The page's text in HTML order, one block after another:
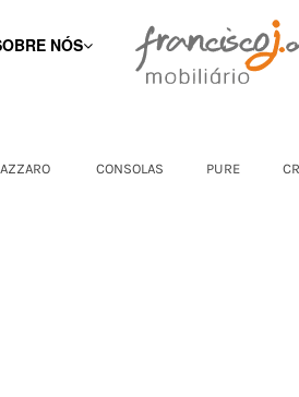
NÓS
AZZARO CONSOLAS PURE